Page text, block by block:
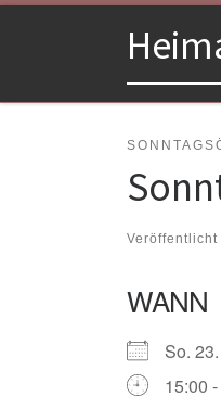
Zum Inhalt springen
Veröffentlicht
WANN
So.
15:00